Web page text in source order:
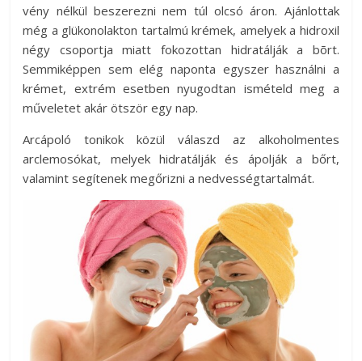
vény nélkül beszerezni nem túl olcsó áron. Ajánlottak
még a glükonolakton tartalmú krémek, amelyek a hidroxil
négy csoportja miatt fokozottan hidratálják a bõrt.
Semmiképpen sem elég naponta egyszer használni a
krémet, extrém esetben nyugodtan ismételd meg a
műveletet akár ötször egy nap.
Arcápoló tonikok közül válaszd az alkoholmentes
arclemosókat, melyek hidratálják és ápolják a bőrt,
valamint segítenek megőrizni a nedvességtartalmát.